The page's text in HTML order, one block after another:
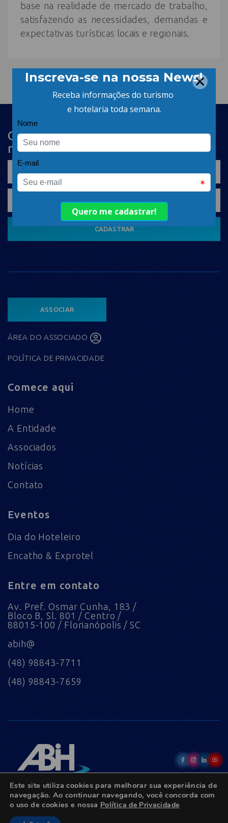
base na realidade de mercado de trabalho,
satisfazendo as necessidades, demandas e
expectativas turísticas locais e regionais.
Cadastre-se na newsletter e receba
nosso conteúdo em seu e-mail
CADASTRAR
ASSOCIAR
ÁREA DO ASSOCIADO
POLÍTICA DE PRIVACIDADE
Comece aqui
Home
A Entidade
Associados
Notícias
Contato
Eventos
Dia do Hoteleiro
Encatho & Exprotel
Entre em contato
Av. Pref. Osmar Cunha, 183 /
Bloco B, Sl. 801 / Centro /
88015-100 / Florianópolis / SC
abih@
(48) 98843-7711
(48) 98843-7659
© Copyright 2022 - Todos os direitos reservados.
Este site utiliza cookies para melhorar sua experiência de
navegação. Ao continuar navegando, você concorda com
o uso de cookies e nossa Política de Privacidade